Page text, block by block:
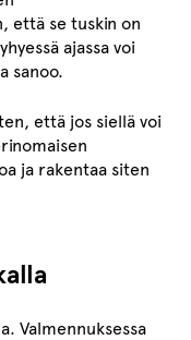
että se tuskin on
ajassa voi
sanoo.
että jos siellä voi
ja rakentaa siten
Valmennuksessa